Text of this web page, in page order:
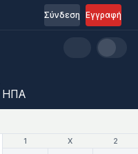
Εγγραφή
Σύνδεση
ΗΠΑ
1 X 2
1 X 2